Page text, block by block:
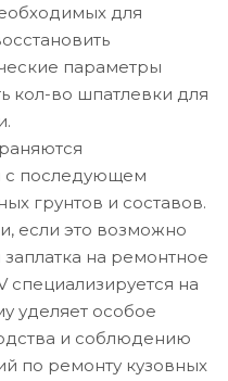
для
параметры
кол-во шпатлевки для
с последующем
грунтов и составов.
если это возможно
заплатка на ремонтное
специализируется на
уделяет особое
и соблюдению
по ремонту кузовных